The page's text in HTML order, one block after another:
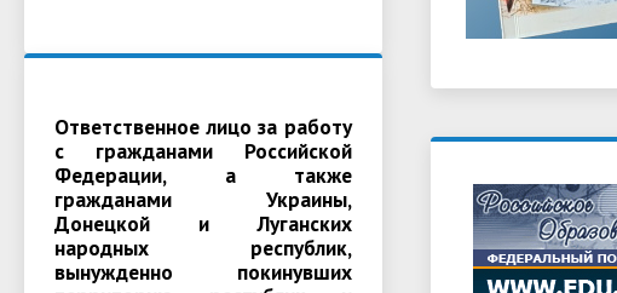
Ответственное лицо за работу
с гражданами Российской
Федерации, а также
гражданами Украины,
Донецкой и Луганских
народных республик,
вынужденно покинувших